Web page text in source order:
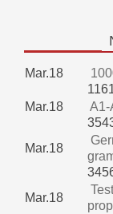
Mar.18
Mar.18
A1-
Mar.18
Mar.18